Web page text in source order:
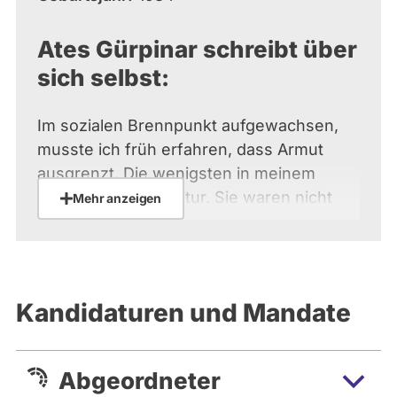
Ates Gürpinar schreibt über
sich selbst:
Im sozialen Brennpunkt aufgewachsen,
musste ich früh erfahren, dass Armut
ausgrenzt. Die wenigsten in meinem
Viertel machten Abitur. Sie waren nicht
dümmer als Kinder anderer Viertel, aber
die Bildung des Kindes vom Geldbeutel
Spitzenreiter: Nirgendwo wird krasser
selektiert. Die Ungerechtigkeit zieht sich
Mehr anzeigen
Kandidaturen und Mandate
Abgeordneter